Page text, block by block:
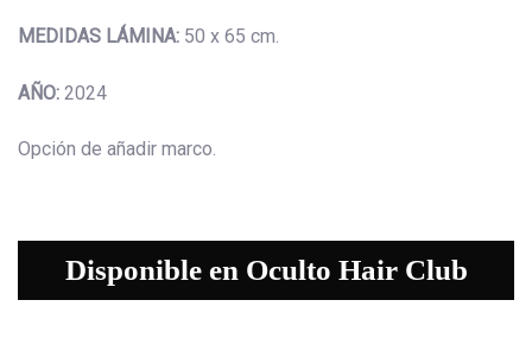
MEDIDAS LÁMINA: 50 x 65 cm.
AÑO: 2024
Opción de añadir marco.
Disponible en Oculto Hair Club